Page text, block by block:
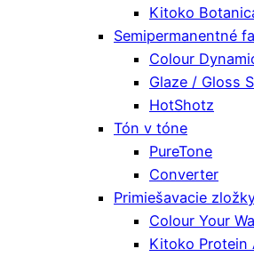
Kitoko
Semipermanentné
Colour
Glaze / Gloss
HotShotz
Tón v tóne
PureTone
Converter
Primiešavacie
Colour Your
Kitoko Protein